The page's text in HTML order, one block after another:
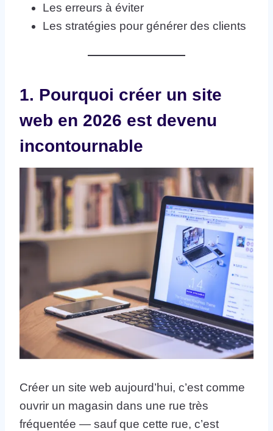
Les erreurs à éviter
Les stratégies pour générer des clients
1. Pourquoi créer un site
web en 2026 est devenu
incontournable
Créer un site web aujourd’hui, c’est comme
ouvrir un magasin dans une rue très
fréquentée — sauf que cette rue, c’est